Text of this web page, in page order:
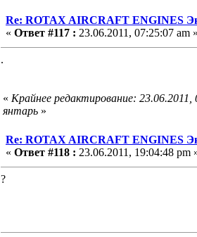
Re: ROTAX AIRCRAFT ENGINES
« Ответ #117 : 23.06.2011, 07:25:07 am
.
« Крайнее редактирование:
янтарь »
Re: ROTAX AIRCRAFT ENGINES
« Ответ #118 : 23.06.2011, 19:04:48 pm
?